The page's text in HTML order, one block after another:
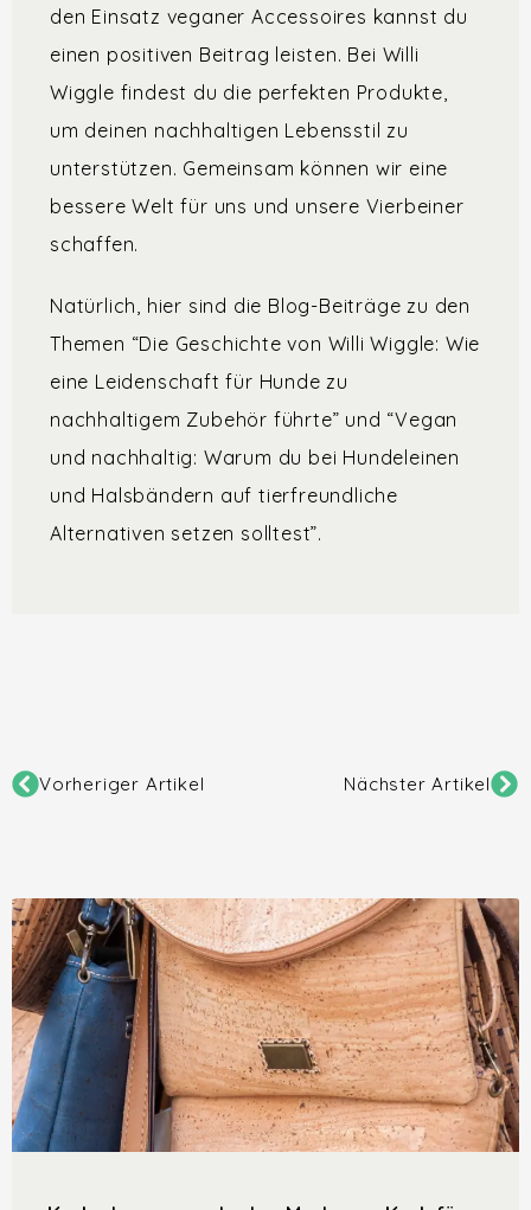
den Einsatz veganer Accessoires kannst du
einen positiven Beitrag leisten. Bei Willi
Wiggle findest du die perfekten Produkte,
um deinen nachhaltigen Lebensstil zu
unterstützen. Gemeinsam können wir eine
bessere Welt für uns und unsere Vierbeiner
schaffen.
Natürlich, hier sind die Blog-Beiträge zu den
Themen “Die Geschichte von Willi Wiggle: Wie
eine Leidenschaft für Hunde zu
nachhaltigem Zubehör führte” und “Vegan
und nachhaltig: Warum du bei Hundeleinen
und Halsbändern auf tierfreundliche
Alternativen setzen solltest”.
Vorheriger Artikel Nächster Artikel